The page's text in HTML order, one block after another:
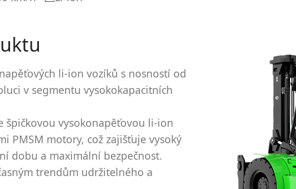
li-ion vozíků s nosností od
v segmentu vysokokapacitních
špičkovou vysokonapěťovou li-ion
PMSM motory, což zajišťuje vysoký
dobu a maximální bezpečnost.
trendům udržitelného a